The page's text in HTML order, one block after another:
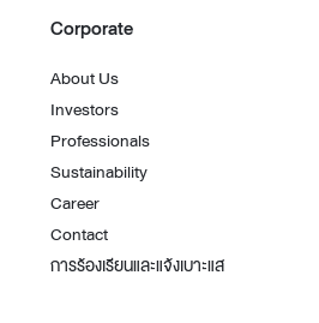
Corporate
About Us
Investors
Professionals
Sustainability
Career
Contact
การร้องเรียนและแจ้งเบาะแส